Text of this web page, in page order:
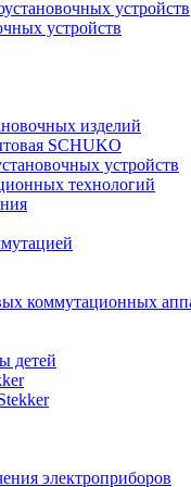
устройств
устройств
изделий
SCHUKO
устройств
технологий
коммутационных
детей
электроприборов